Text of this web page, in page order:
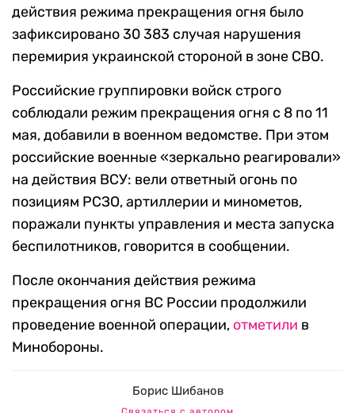
действия режима прекращения огня было
зафиксировано 30 383 случая нарушения
перемирия украинской стороной в зоне СВО.
Российские группировки войск строго
соблюдали режим прекращения огня с 8 по 11
мая, добавили в военном ведомстве. При этом
российские военные «зеркально реагировали»
на действия ВСУ: вели ответный огонь по
позициям РСЗО, артиллерии и минометов,
поражали пункты управления и места запуска
беспилотников, говорится в сообщении.
После окончания действия режима
прекращения огня ВС России продолжили
проведение военной операции, отметили в
Минобороны.
Борис Шибанов